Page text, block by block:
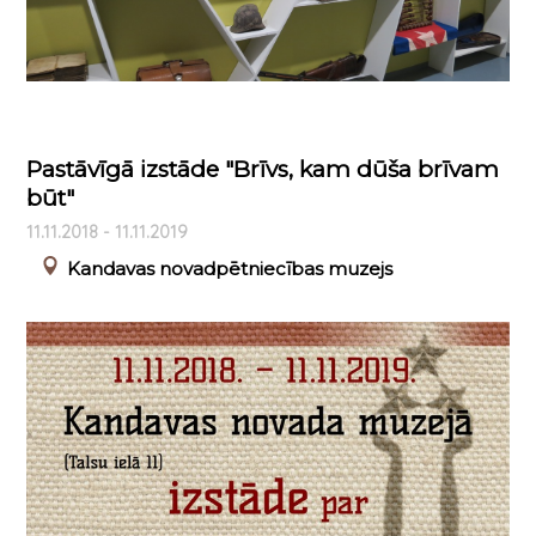
Pastāvīgā izstāde "Brīvs, kam dūša brīvam
būt"
11.11.2018 - 11.11.2019
Kandavas novadpētniecības muzejs